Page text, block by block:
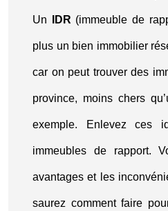
Un IDR (immeuble de
plus un bien immobilier
car on peut trouver des
province, moins chers
exemple. Enlevez ces
immeubles de rapport.
avantages et les
saurez comment faire